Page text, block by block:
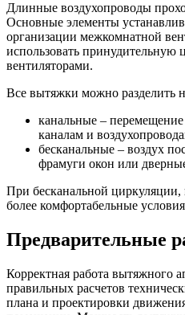
Длинные воздухопроводы
Основные элементы
организации межкомнатной
использовать
вентиляторами.
Все вытяжки можно разделить
канальные –
каналам и
бесканальные – воздух
фрамуги окон или
При бесканальной циркуляции,
более комфортабельные
Предварительные
Корректная работа вытяжного
правильных расчетов
плана и проектировки